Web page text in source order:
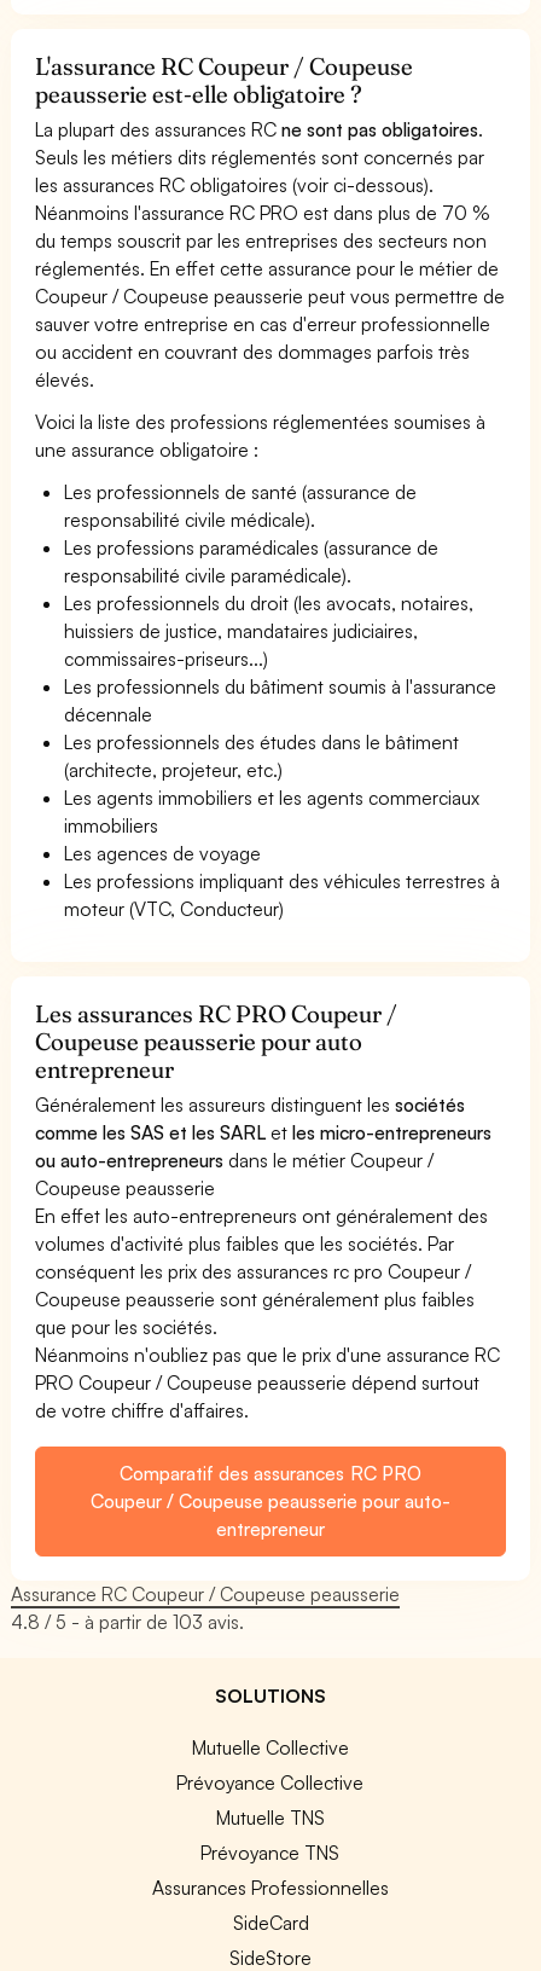
L'assurance RC Coupeur / Coupeuse
peausserie est-elle obligatoire ?
La plupart des assurances RCne sont pas obligatoires.
Seuls les métiers dits réglementés sont concernés par
les assurances RC obligatoires (voir ci-dessous).
Néanmoins l'assurance RC PRO est dans plus de 70 %
du temps souscrit par les entreprises des secteurs non
réglementés. En effet cette assurance pour le métier de
Coupeur / Coupeuse peausserie peut vous permettre de
sauver votre entreprise en cas d'erreur professionnelle
ou accident en couvrant des dommages parfois très
élevés.
Voici la liste des professions réglementées soumises à
une assurance obligatoire :
Les professionnels de santé (assurance de
responsabilité civile médicale).
Les professions paramédicales (assurance de
responsabilité civile paramédicale).
Les professionnels du droit (les avocats, notaires,
huissiers de justice, mandataires judiciaires,
commissaires-priseurs...)
Les professionnels du bâtiment soumis à l'assurance
décennale
Les professionnels des études dans le bâtiment
(architecte, projeteur, etc.)
Les agents immobiliers et les agents commerciaux
immobiliers
Les agences de voyage
Les professions impliquant des véhicules terrestres à
moteur (VTC, Conducteur)
Les assurances RC PRO Coupeur /
Coupeuse peausserie pour auto
entrepreneur
Généralement les assureurs distinguent lessociétés
comme les SAS et les SARL etles micro-entrepreneurs
ou auto-entrepreneurs dans le métier Coupeur /
Coupeuse peausserie
En effet les auto-entrepreneurs ont généralement des
volumes d'activité plus faibles que les sociétés. Par
conséquent les prix des assurances rc pro Coupeur /
Coupeuse peausserie sont généralement plus faibles
que pour les sociétés.
Néanmoins n'oubliez pas que le prix d'une assurance RC
PRO Coupeur / Coupeuse peausserie dépend surtout
de votre chiffre d'affaires.
Comparatif des assurances RC PRO
Coupeur / Coupeuse peausserie pour auto-
entrepreneur
Assurance RC Coupeur / Coupeuse peausserie
4.8 / 5 - à partir de103 avis.
SOLUTIONS
Mutuelle Collective
Prévoyance Collective
Mutuelle TNS
Prévoyance TNS
Assurances Professionnelles
SideCard
SideStore